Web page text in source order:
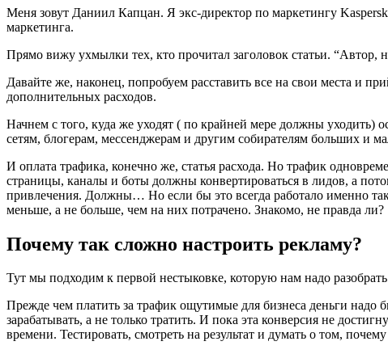
Меня зовут Даниил Капцан. Я экс-директор по маркетингу
маркетинга.
Прямо вижу ухмылки тех, кто прочитал заголовок статьи.
Давайте же, наконец, попробуем расставить все на свои места и
дополнительных расходов.
Начнем с того, куда же уходят ( по крайней мере должны
сетям, блогерам, мессенджерам и другим собирателям больших и
И оплата трафика, конечно же, статья расхода. Но трафик
страницы, каналы и боты должны конвертироваться в лидов, а
привлечения. Должны… Но если бы это всегда работало именно
меньше, а не больше, чем на них потрачено. Знакомо, не правда ли?
Почему так сложно настроить рекламу?
Тут мы подходим к первой нестыковке, которую нам надо
Прежде чем платить за трафик ощутимые для бизнеса деньги надо
зарабатывать, а не только тратить. И пока эта конверсия не
времени. Тестировать, смотреть на результат и думать о том,